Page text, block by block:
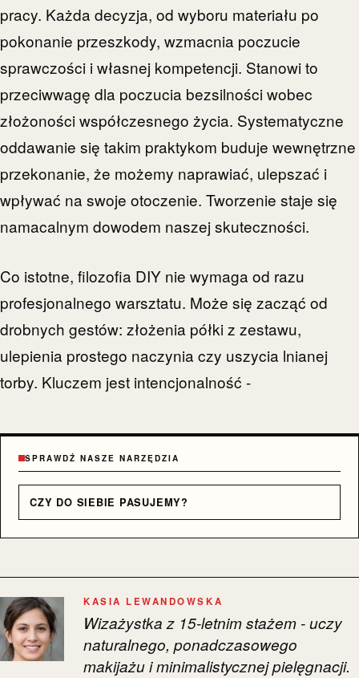
pracy. Każda decyzja, od wyboru materiału po
pokonanie przeszkody, wzmacnia poczucie
sprawczości i własnej kompetencji. Stanowi to
przeciwwagę dla poczucia bezsilności wobec
złożoności współczesnego życia. Systematyczne
oddawanie się takim praktykom buduje wewnętrzne
przekonanie, że możemy naprawiać, ulepszać i
wpływać na swoje otoczenie. Tworzenie staje się
namacalnym dowodem naszej skuteczności.
Co istotne, filozofia DIY nie wymaga od razu
profesjonalnego warsztatu. Może się zacząć od
drobnych gestów: złożenia półki z zestawu,
ulepienia prostego naczynia czy uszycia lnianej
torby. Kluczem jest intencjonalność -
SPRAWDŹ NASZE NARZĘDZIA
CZY DO SIEBIE PASUJEMY?
KASIA LEWANDOWSKA
Wizażystka z 15-letnim stażem - uczy
naturalnego, ponadczasowego
makijażu i minimalistycznej pielęgnacji.